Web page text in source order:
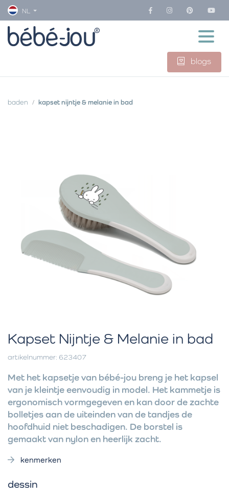
NL
blogs
baden kapset nijntje & melanie in bad
Kapset Nijntje & Melanie in bad
artikelnummer: 623407
Met het kapsetje van bébé-jou breng je het kapsel
van je kleintje eenvoudig in model. Het kammetje is
ergonomisch vormgegeven en kan door de zachte
bolletjes aan de uiteinden van de tandjes de
hoofdhuid niet beschadigen. De borstel is
gemaakt van nylon en heerlijk zacht.
kenmerken
dessin